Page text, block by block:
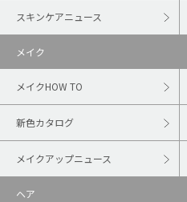
スキンケアニュース
メイク
メイクHOW TO
新色カタログ
メイクアップニュース
ヘア